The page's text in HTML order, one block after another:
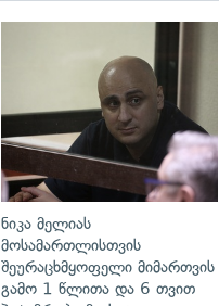
ნიკა მელიას
მოსამართლისთვის
შეურაცხმყოფელი მიმართვის
გამო 1 წლითა და 6 თვით